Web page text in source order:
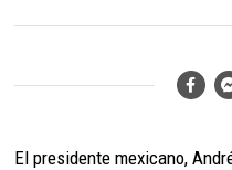
El presidente mexicano,